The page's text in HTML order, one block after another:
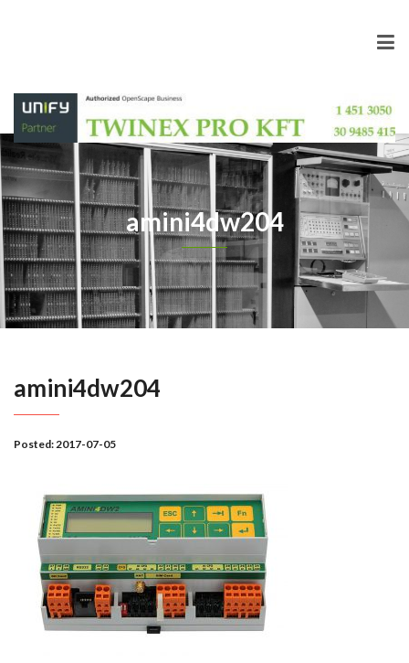
amini4dw204
amini4dw204
Posted:2017-07-05